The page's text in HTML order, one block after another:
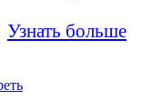
Узнать больше